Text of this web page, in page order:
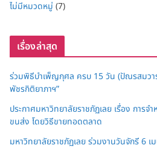
ไม่มีหมวดหมู่ (7)
เรื่องล่าสุด
ร่วมพิธีบำเพ็ญกุศล ครบ 15 วัน (ปัณรสมวาร
พัชรกิติยาภาฯ”
ประกาศมหาวิทยาลัยราชภัฏเลย เรื่อง การ
ขนส่ง โดยวิธีขายทอดตลาด
มหาวิทยาลัยราชภัฏเลย ร่วมงานวันจักรี 6